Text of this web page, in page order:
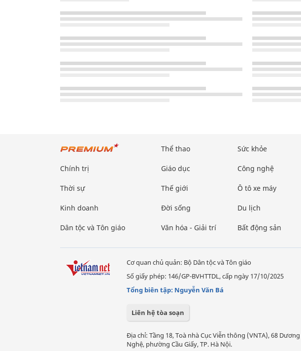
Chính trị
Thời sự
Kinh doanh
Dân tộc và Tôn giáo
Thể thao
Giáo dục
Thế giới
Đời sống
Văn hóa - Giải trí
Sức khỏe
Công nghệ
Ô tô xe máy
Du lịch
Bất động sản
Cơ quan chủ quản: Bộ Dân tộc và Tôn giáo
Số giấy phép: 146/GP-BVHTTDL, cấp ngày 17/10/2025
Tổng biên tập: Nguyễn Văn Bá
Liên hệ tòa soạn
Địa chỉ: Tầng 18, Toà nhà Cục Viễn thông (VNTA), 68
Nghệ, phường Cầu Giấy, TP. Hà Nội.